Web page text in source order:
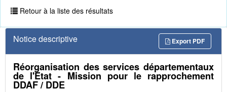
Retour à la liste des résultats
Notice descriptive Export PDF
Réorganisation des services départementaux
de l'Etat - Mission pour le rapprochement
DDAF / DDE